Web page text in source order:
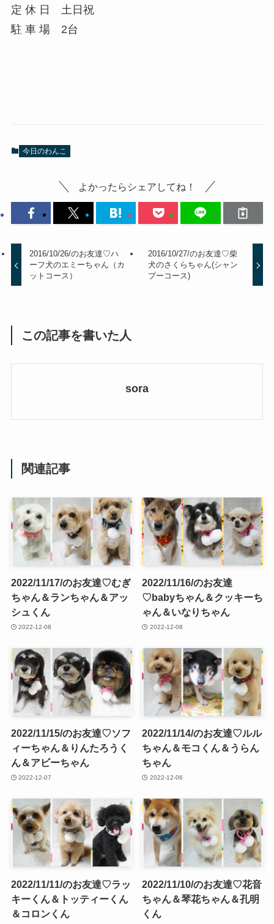
定 休 日 土日祝
駐 車 場 2台
今日のわんこ
よかったらシェアしてね！
2016/10/26/のお友達♡ハ
ーフ犬のエミーちゃん（カ
ットコース）
2016/10/27/のお友達♡柴
犬のさくらちゃん(シャン
プーコース)
この記事を書いた人
sora
関連記事
2022/11/17/のお友達♡むぎ
ちゃん＆ランちゃん＆アッ
シュくん
2022-12-08
2022/11/16/のお友達
♡babyちゃん＆クッキーち
ゃん＆いなりちゃん
2022-12-08
2022/11/15/のお友達♡ソフ
ィーちゃん＆りんたろうく
ん＆アビーちゃん
2022-12-07
2022/11/14/のお友達♡ルル
ちゃん＆モコくん＆うらん
ちゃん
2022-12-06
2022/11/11/のお友達♡ラッ
キーくん＆トッティーくん
＆コロンくん
2022/11/10/のお友達♡花音
ちゃん＆琴花ちゃん＆孔明
くん